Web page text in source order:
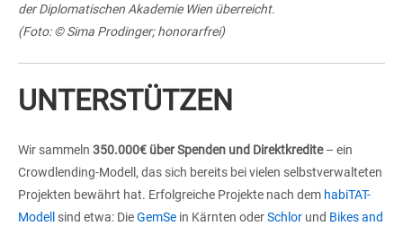
der Diplomatischen Akademie Wien überreicht.
(Foto: © Sima Prodinger; honorarfrei)
UNTERSTÜTZEN
Wir sammeln 350.000€ über Spenden und Direktkredite– ein
Crowdlending-Modell, das sich bereits bei vielen selbstverwalteten
Projekten bewährt hat. Erfolgreiche Projekte nach dem habiTAT-
Modell
sind etwa: DieGemSe in Kärnten oderSchlor und Bikes and